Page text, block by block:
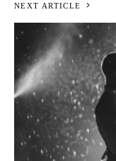
NEXT ARTICLE